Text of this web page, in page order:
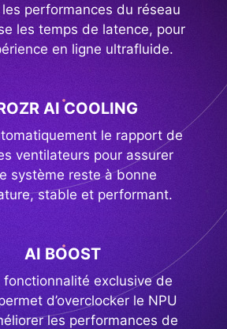
performances du réseau
les temps de latence, pour
en ligne ultrafluide.
AI COOLING
le rapport de
ventilateurs pour assurer
système reste à bonne
stable et performant.
AI BOOST
fonctionnalité exclusive de
d’overclocker le NPU
les performances de